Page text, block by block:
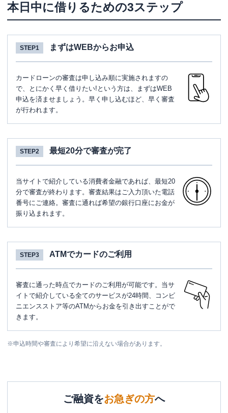
本日中に借りるための3ステップ
STEP1 まずはWEBからお申込
カードローンの審査は申し込み順に実施されますの
で、とにかく早く借りたい!という方は、まずはWEB
申込を済ませましょう。早く申し込むほど、早く審査
が行われます。
STEP2 最短20分で審査が完了
当サイトで紹介している消費者金融であれば、最短20
分で審査が終わります。審査結果はご入力頂いた電話
番号にご連絡。審査に通れば希望の銀行口座にお金が
振り込まれます。
STEP3 ATMでカードのご利用
審査に通った時点でカードのご利用が可能です。当サ
イトで紹介している全てのサービスが24時間、コンビ
ニエンスストア等のATMからお金を引き出すことがで
きます。
※申込時間や審査により希望に沿えない場合があります。
ご融資をお急ぎの方へ